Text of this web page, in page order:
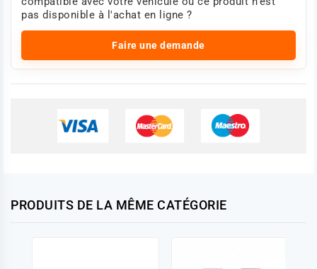
pas disponible à l'achat en ligne ?
Faire une demande
PRODUITS DE LA MÊME CATÉGORIE